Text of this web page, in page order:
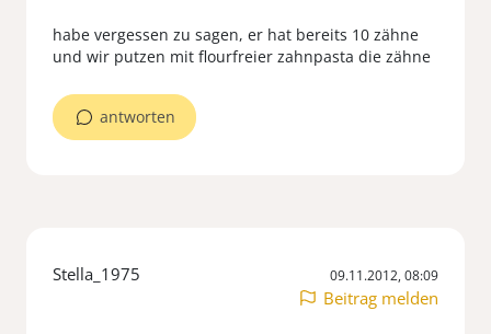
habe vergessen zu sagen, er hat bereits 10 zähne
und wir putzen mit flourfreier zahnpasta die zähne
antworten
Stella_1975 09.11.2012, 08:09
Beitrag melden